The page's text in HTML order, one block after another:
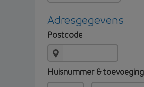
Adresgegevens
Postcode
Huisnummer & toevoeging